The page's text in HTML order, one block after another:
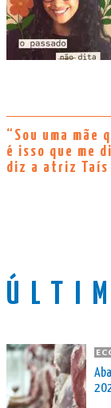
“Sou uma mãe
é isso que me
diz a atriz Taís